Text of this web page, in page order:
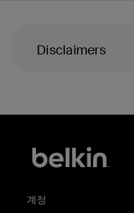
Disclaimers
계정